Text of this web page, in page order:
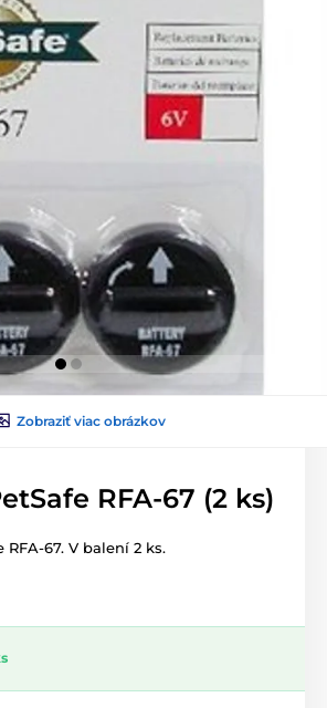
Zobraziť viac obrázkov
RFA-67 (2 ks)
67. V balení 2 ks.